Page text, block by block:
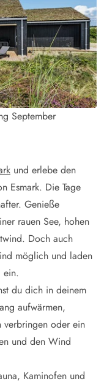
September
und erlebe den
Esmark. Die Tage
Genieße
rauen See, hohen
Doch auch
möglich und laden
ein.
du dich in deinem
aufwärmen,
verbringen oder ein
und den Wind
Kaminofen und